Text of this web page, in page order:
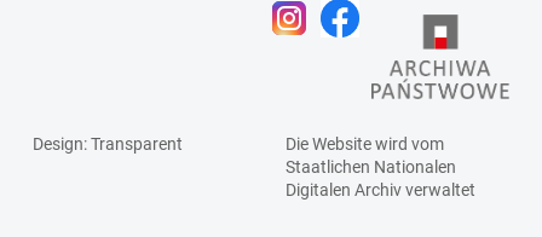
Design: Transparent
Die Website wird vom
Staatlichen Nationalen
Digitalen Archivverwaltet